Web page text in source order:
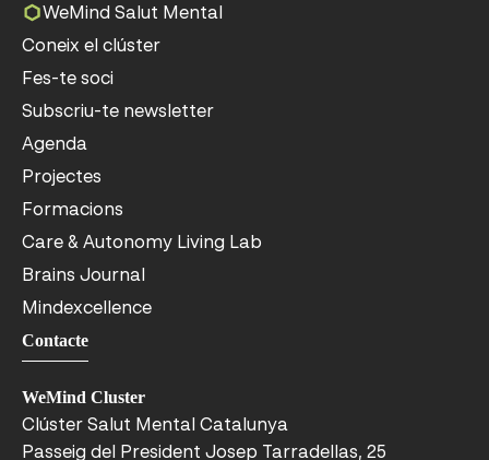
WeMind Salut Mental
Coneix el clúster
Fes-te soci
Subscriu-te newsletter
Agenda
Projectes
Formacions
Care & Autonomy Living Lab
Brains Journal
Mindexcellence
Contacte
WeMind Cluster
Clúster Salut Mental Catalunya
Passeig del President Josep Tarradellas, 25